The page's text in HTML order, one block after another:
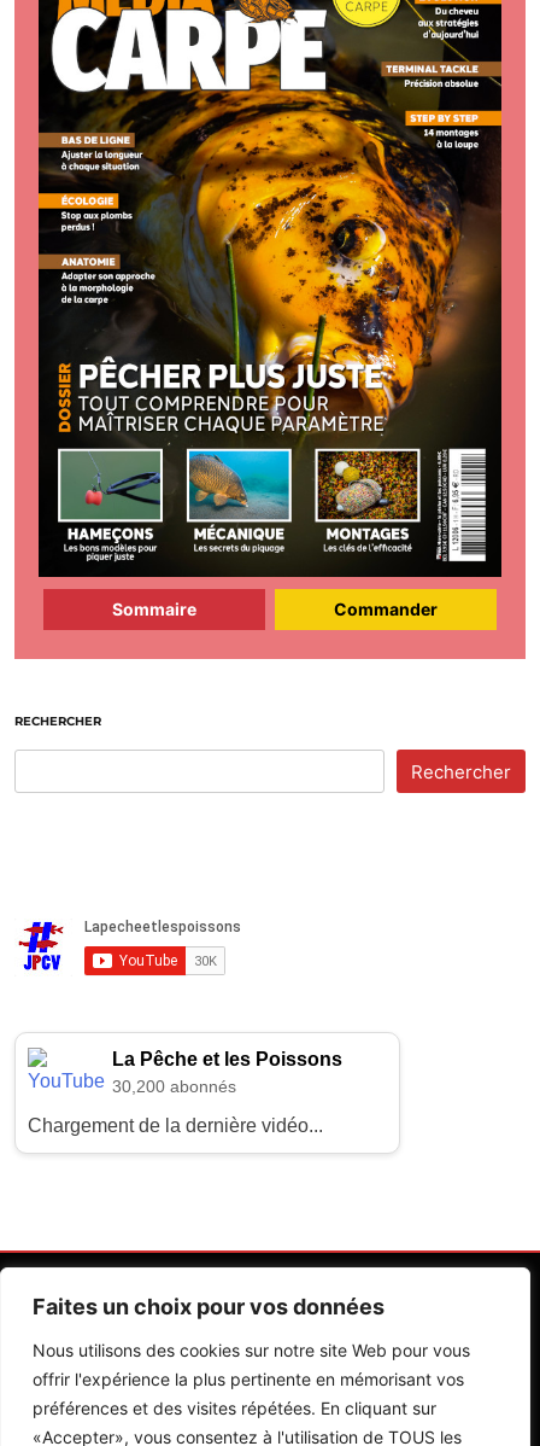
Faites un choix pour vos données
Nous utilisons des cookies sur notre site Web pour vous
offrir l'expérience la plus pertinente en mémorisant vos
préférences et des visites répétées. En cliquant sur
«Accepter», vous consentez à l'utilisation de TOUS les
Sommaire Commander
RECHERCHER
Rechercher
La Pêche et les Poissons
30,200 abonnés
Chargement de la dernière vidéo...
Contactez Nos Rédactions Mentions Légales